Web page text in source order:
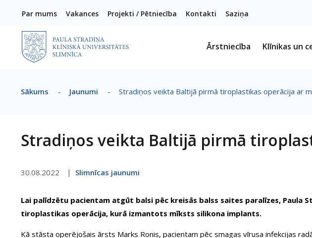
Par mums Vakances Projekti / Pētniecība Kontakti Saziņa
Ārstniecība Klīnikas un
Atpakaļceļš
Sākums - Jaunumi - Stradiņos veikta Baltijā pirmā tiroplastikas operācija ar
Stradiņos veikta Baltijā pirmā
30.08.2022 Slimnīcas jaunumi
Lai palīdzētu pacientam atgūt balsi pēc kreisās balss saites paralīzes,
tiroplastikas operācija, kurā izmantots mīksts silikona implants.
Kā stāsta operējošais ārsts Marks Ronis, pacientam pēc smagas vīrusa infekcijas